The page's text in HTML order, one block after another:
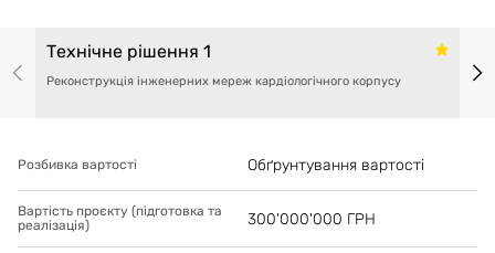
Технічне рішення 1
Реконструкція інженерних мереж кардіологічного корпусу
Розбивка вартості Обґрунтування вартості
Вартість проєкту (підготовка та
реалізація)
300'000'000 ГРН